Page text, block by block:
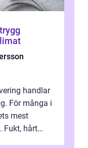
handlar
För många i
mest
Fukt, hårt